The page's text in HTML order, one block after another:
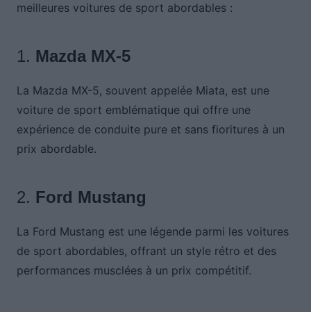
meilleures voitures de sport abordables :
1. Mazda MX-5
La Mazda MX-5, souvent appelée Miata, est une
voiture de sport emblématique qui offre une
expérience de conduite pure et sans fioritures à un
prix abordable.
2. Ford Mustang
La Ford Mustang est une légende parmi les voitures
de sport abordables, offrant un style rétro et des
performances musclées à un prix compétitif.